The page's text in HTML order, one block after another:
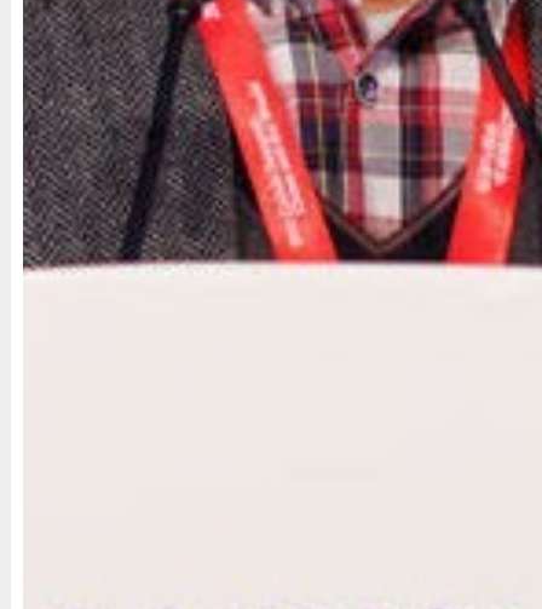
考虑。那么我们在这些方面，我们会考虑
关方面的东西，更多地了解人家的媒体是
想的，这样才能把我们的事情做得更好。
财新网在峰会现场报道